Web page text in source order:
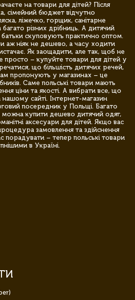
на товари для дітей? Після
сімейний бюджет відчутно
ліжечко, горщик, санітарне
різних дрібниць. А дитячий
скуповують практично оптом.
аж ніяк не дешево, а часу ходити
Як заощадити, але так, щоб не
просто – купуйте товари для дітей у
що більшість дитячих речей,
пропонують у магазинах – це
Саме польські товари мають
ціни та якості. А вибрати все, що
сайті. Інтернет-магазин
посередник у Польщі. Багато
купити дешево дитячий одяг,
аксесуари для дітей. Якщо вас
замовлення та здійснення
порадувати – тепер польські товари
в Україні.